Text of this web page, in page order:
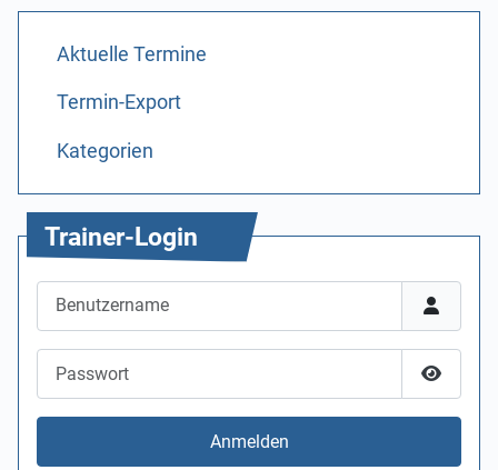
Aktuelle Termine
Termin-Export
Kategorien
Trainer-Login
Anmelden